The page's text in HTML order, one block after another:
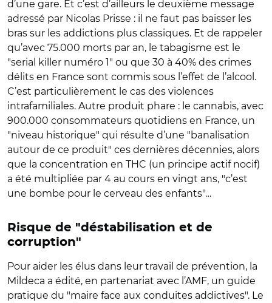
d’une gare. Et c’est d’ailleurs le deuxième message
adressé par Nicolas Prisse : il ne faut pas baisser les
bras sur les addictions plus classiques. Et de rappeler
qu’avec 75.000 morts par an, le tabagisme est le
"serial killer numéro 1" ou que 30 à 40% des crimes
délits en France sont commis sous l’effet de l’alcool.
C’est particulièrement le cas des violences
intrafamiliales. Autre produit phare : le cannabis, avec
900.000 consommateurs quotidiens en France, un
"niveau historique" qui résulte d’une "banalisation
autour de ce produit" ces dernières décennies, alors
que la concentration en THC (un principe actif nocif)
a été multipliée par 4 au cours en vingt ans, "c’est
une bombe pour le cerveau des enfants"…
Risque de "déstabilisation et de
corruption"
Pour aider les élus dans leur travail de prévention, la
Mildeca a édité, en partenariat avec l’AMF, un guide
pratique du "maire face aux conduites addictives". Le